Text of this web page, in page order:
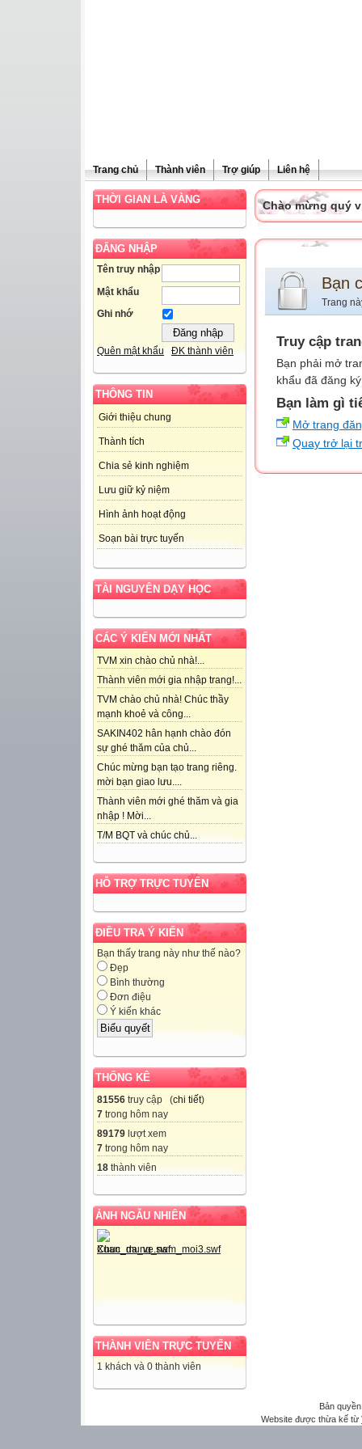
Trang chủ Thành viên Trợ giúp Liên hệ
THỜI GIAN LÀ VÀNG
ĐĂNG NHẬP
Tên truy nhập
Mật khẩu
Ghi nhớ
Quên mật khẩu ĐK thành viên
THÔNG TIN
Giới thiệu chung
Thành tích
Chia sẻ kinh nghiệm
Lưu giữ kỷ niệm
Hình ảnh hoạt động
Soạn bài trực tuyến
TÀI NGUYÊN DẠY HỌC
CÁC Ý KIẾN MỚI NHẤT
TVM xin chào chủ nhà!...
Thành viên mới gia nhập trang!...
TVM chào chủ nhà! Chúc thầy
mạnh khoẻ và công...
SAKIN402 hân hạnh chào đón
sự ghé thăm của chủ...
Chúc mừng bạn tạo trang riêng.
mời bạn giao lưu....
Thành viên mới ghé thăm và gia
nhập ! Mời...
T/M BQT và chúc chủ...
HỖ TRỢ TRỰC TUYẾN
ĐIỀU TRA Ý KIẾN
Bạn thấy trang này như thế nào?
Đẹp
Bình thường
Đơn điệu
Ý kiến khác
THỐNG KÊ
81556 truy cập (chi tiết)
7 trong hôm nay
89179 lượt xem
7 trong hôm nay
18 thành viên
ẢNH NGẪU NHIÊN
THÀNH VIÊN TRỰC TUYẾN
1 khách và 0 thành viên
Chào mừng quý
Bạn
Trang
Truy cập
Bạn phải mở
khẩu đã đăng
Bạn làm gì
Mở trang
Quay trở lại
Bản
Website được thừa kế từ